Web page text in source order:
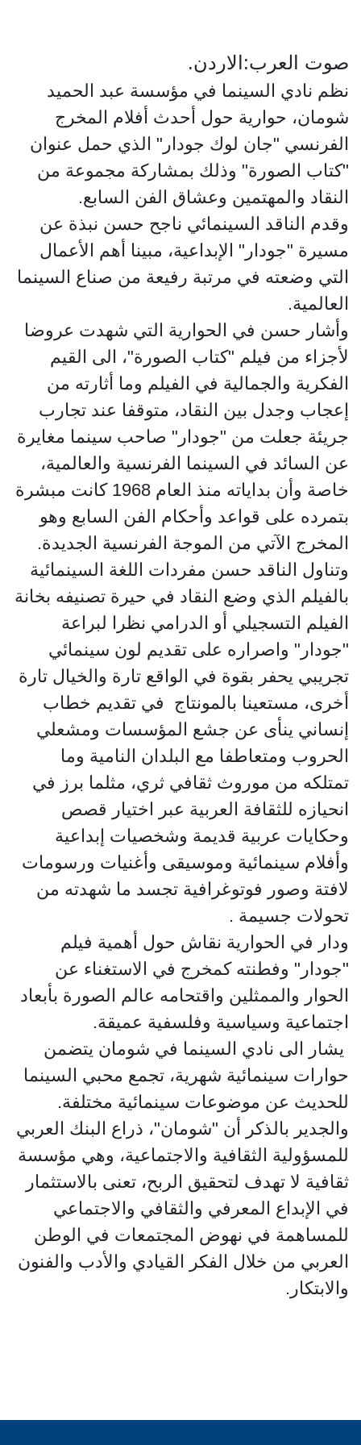
صوت العرب:الاردن.
نظم نادي السينما في مؤسسة عبد الحميد
شومان، حوارية حول أحدث أفلام المخرج
الفرنسي "جان لوك جودار" الذي حمل عنوان
"كتاب الصورة" وذلك بمشاركة مجموعة من
النقاد والمهتمين وعشاق الفن السابع.
وقدم الناقد السينمائي ناجح حسن نبذة عن
مسيرة "جودار" الإبداعية، مبينا أهم الأعمال
التي وضعته في مرتبة رفيعة من صناع السينما
العالمية.
وأشار حسن في الحوارية التي شهدت عروضا
لأجزاء من فيلم "كتاب الصورة"، الى القيم
الفكرية والجمالية في الفيلم وما أثارته من
إعجاب وجدل بين النقاد، متوقفا عند تجارب
جريئة جعلت من "جودار" صاحب سينما مغايرة
عن السائد في السينما الفرنسية والعالمية،
خاصة وأن بداياته منذ العام 1968 كانت مبشرة
بتمرده على قواعد وأحكام الفن السابع وهو
المخرج الآتي من الموجة الفرنسية الجديدة.
وتناول الناقد حسن مفردات اللغة السينمائية
بالفيلم الذي وضع النقاد في حيرة تصنيفه بخانة
الفيلم التسجيلي أو الدرامي نظرا لبراعة
"جودار" واصراره على تقديم لون سينمائي
تجريبي يحفر بقوة في الواقع تارة والخيال تارة
أخرى، مستعينا بالمونتاج في تقديم خطاب
إنساني ينأى عن جشع المؤسسات ومشعلي
الحروب ومتعاطفا مع البلدان النامية وما
تمتلكه من موروث ثقافي ثري، مثلما برز في
انحيازه للثقافة العربية عبر اختيار قصص
وحكايات عربية قديمة وشخصيات إبداعية
وأفلام سينمائية وموسيقى وأغنيات ورسومات
لافتة وصور فوتوغرافية تجسد ما شهدته من
تحولات جسيمة .
ودار في الحوارية نقاش حول أهمية فيلم
"جودار" وفطنته كمخرج في الاستغناء عن
الحوار والممثلين واقتحامه عالم الصورة بأبعاد
اجتماعية وسياسية وفلسفية عميقة.
يشار الى نادي السينما في شومان يتضمن
حوارات سينمائية شهرية، تجمع محبي السينما
للحديث عن موضوعات سينمائية مختلفة.
والجدير بالذكر أن "شومان"، ذراع البنك العربي
للمسؤولية الثقافية والاجتماعية، وهي مؤسسة
ثقافية لا تهدف لتحقيق الربح، تعنى بالاستثمار
في الإبداع المعرفي والثقافي والاجتماعي
للمساهمة في نهوض المجتمعات في الوطن
العربي من خلال الفكر القيادي والأدب والفنون
والابتكار.